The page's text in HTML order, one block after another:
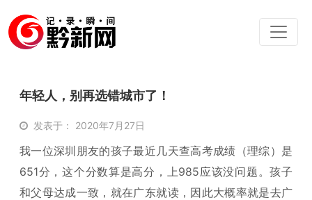
年轻人，别再选错城市了！
发表于： 2020年7月27日
我一位深圳朋友的孩子最近几天查高考成绩（理综）是
651分，这个分数算是高分，上985应该没问题。孩子
和父母达成一致，就在广东就读，因此大概率就是去广